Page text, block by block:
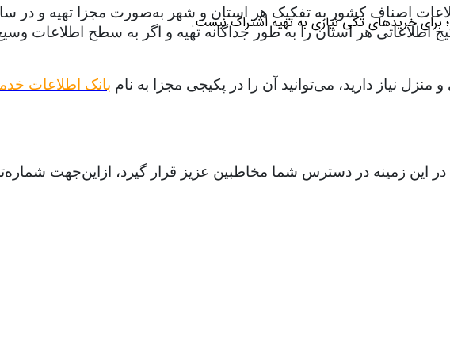
اصناف کشور به تفکیک هر استان و شهر به‌صورت مجزا تهیه و در
هر استان را به طور جداگانه تهیه و اگر به سطح اطلاعات
نیاز دارید، می‌توانید آن را در پکیجی مجزا به نام بانک اطلاعات
در این زمینه در دسترس شما مخاطبین عزیز قرار گیرد، ازاین‌جهت
برای خریدهای تکی نیازی به تهیه اشتراک نیست.